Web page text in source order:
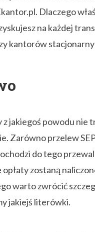
Dlaczego
na każdej
kantorów
jakiegoś powodu nie
Zarówno przelew
do tego
zostaną
warto zwrócić
jakiejś literówki.